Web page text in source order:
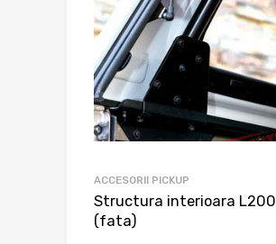
ACCESORII PICKUP
Structura interioara L200
(fata)